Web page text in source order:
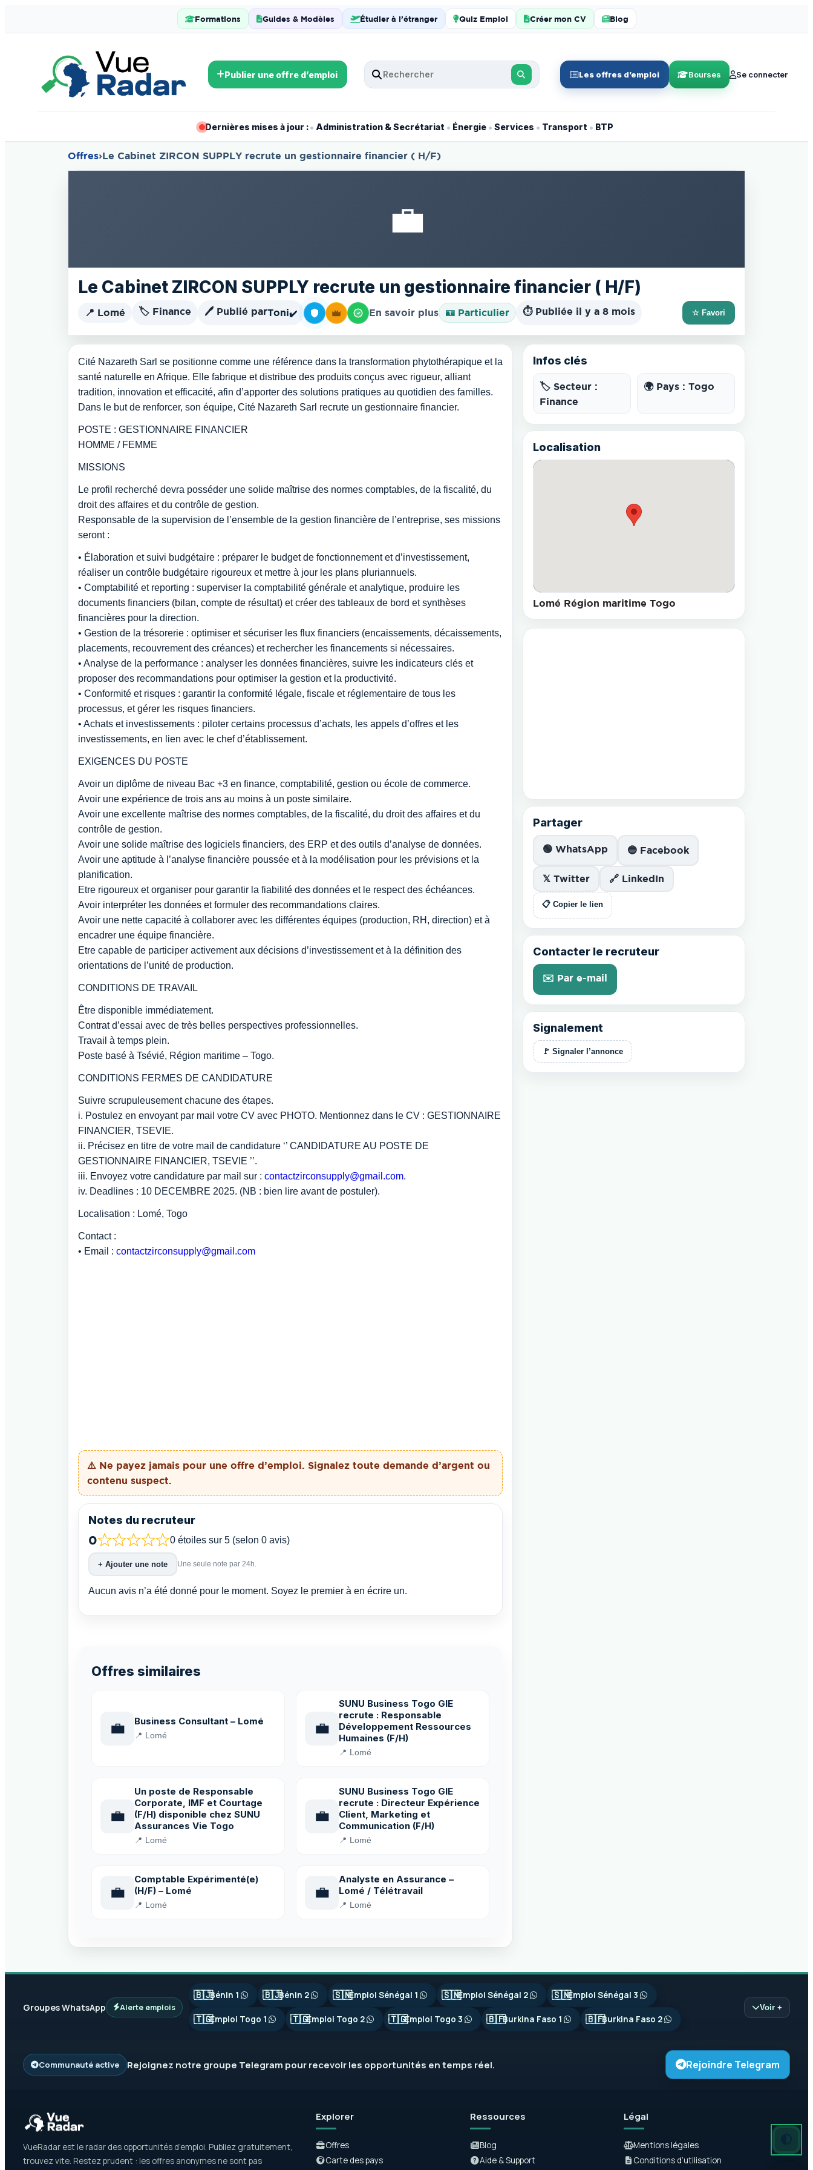
Formations Guides & Modèles Étudier à l’étranger Quiz Emploi Créer mon CV Blog
Publier une offre d’emploi Les offres d’emploi Bourses Se connecter
Dernières mises à jour :• Administration & Secrétariat • Énergie • Services • Transport • BTP
Offres›Le Cabinet ZIRCON SUPPLY recrute un gestionnaire financier ( H/F)
💼
Le Cabinet ZIRCON SUPPLY recrute un gestionnaire financier ( H/F)
📍 Lomé 🏷️ Finance 🖊️ Publié parToni✔️ En savoir plus 🪪 Particulier ⏱️ Publiée il y a 8 mois ☆ Favori
Cité Nazareth Sarl se positionne comme une référence dans la transformation phytothérapique et la
santé naturelle en Afrique. Elle fabrique et distribue des produits conçus avec rigueur, alliant
tradition, innovation et efficacité, afin d’apporter des solutions pratiques au quotidien des familles.
Dans le but de renforcer, son équipe, Cité Nazareth Sarl recrute un gestionnaire financier.
POSTE : GESTIONNAIRE FINANCIER
HOMME / FEMME
MISSIONS
Le profil recherché devra posséder une solide maîtrise des normes comptables, de la fiscalité, du
droit des affaires et du contrôle de gestion.
Responsable de la supervision de l’ensemble de la gestion financière de l’entreprise, ses missions
seront :
• Élaboration et suivi budgétaire : préparer le budget de fonctionnement et d’investissement,
réaliser un contrôle budgétaire rigoureux et mettre à jour les plans pluriannuels.
• Comptabilité et reporting : superviser la comptabilité générale et analytique, produire les
documents financiers (bilan, compte de résultat) et créer des tableaux de bord et synthèses
financières pour la direction.
• Gestion de la trésorerie : optimiser et sécuriser les flux financiers (encaissements, décaissements,
placements, recouvrement des créances) et rechercher les financements si nécessaires.
• Analyse de la performance : analyser les données financières, suivre les indicateurs clés et
proposer des recommandations pour optimiser la gestion et la productivité.
• Conformité et risques : garantir la conformité légale, fiscale et réglementaire de tous les
processus, et gérer les risques financiers.
• Achats et investissements : piloter certains processus d’achats, les appels d’offres et les
investissements, en lien avec le chef d’établissement.
EXIGENCES DU POSTE
Avoir un diplôme de niveau Bac +3 en finance, comptabilité, gestion ou école de commerce.
Avoir une expérience de trois ans au moins à un poste similaire.
Avoir une excellente maîtrise des normes comptables, de la fiscalité, du droit des affaires et du
contrôle de gestion.
Avoir une solide maîtrise des logiciels financiers, des ERP et des outils d’analyse de données.
Avoir une aptitude à l’analyse financière poussée et à la modélisation pour les prévisions et la
planification.
Etre rigoureux et organiser pour garantir la fiabilité des données et le respect des échéances.
Avoir interpréter les données et formuler des recommandations claires.
Avoir une nette capacité à collaborer avec les différentes équipes (production, RH, direction) et à
encadrer une équipe financière.
Etre capable de participer activement aux décisions d’investissement et à la définition des
orientations de l’unité de production.
CONDITIONS DE TRAVAIL
Être disponible immédiatement.
Contrat d’essai avec de très belles perspectives professionnelles.
Travail à temps plein.
Poste basé à Tsévié, Région maritime – Togo.
CONDITIONS FERMES DE CANDIDATURE
Suivre scrupuleusement chacune des étapes.
i. Postulez en envoyant par mail votre CV avec PHOTO. Mentionnez dans le CV : GESTIONNAIRE
FINANCIER, TSEVIE.
ii. Précisez en titre de votre mail de candidature ‘’ CANDIDATURE AU POSTE DE
GESTIONNAIRE FINANCIER, TSEVIE ’’.
iii. Envoyez votre candidature par mail sur : contactzirconsupply@gmail.com.
iv. Deadlines : 10 DECEMBRE 2025. (NB : bien lire avant de postuler).
Localisation : Lomé, Togo
Contact :
• Email : contactzirconsupply@gmail.com
⚠️ Ne payez jamais pour une offre d’emploi. Signalez toute demande d’argent ou
contenu suspect.
Notes du recruteur
0 0 étoiles sur 5 (selon 0 avis)
+ Ajouter une note Une seule note par 24h.
Aucun avis n’a été donné pour le moment. Soyez le premier à en écrire un.
Offres similaires
💼 Business Consultant – Lomé
📍 Lomé 💼
SUNU Business Togo GIE
recrute : Responsable
Développement Ressources
Humaines (F/H)
📍 Lomé
💼
Un poste de Responsable
Corporate, IMF et Courtage
(F/H) disponible chez SUNU
Assurances Vie Togo
📍 Lomé
💼
SUNU Business Togo GIE
recrute : Directeur Expérience
Client, Marketing et
Communication (F/H)
📍 Lomé
💼
Comptable Expérimenté(e)
(H/F) – Lomé
📍 Lomé
💼
Analyste en Assurance –
Lomé / Télétravail
📍 Lomé
Infos clés
🏷️ Secteur :
Finance
🌍 Pays : Togo
Localisation
Lomé Région maritime Togo
Partager
🟢 WhatsApp 🔵 Facebook
𝕏 Twitter 🔗 LinkedIn
📋 Copier le lien
Contacter le recruteur
✉️ Par e-mail
Signalement
🚩 Signaler l’annonce
Groupes WhatsApp Alerte emplois
🇧🇯Bénin 1 🇧🇯Bénin 2 🇸🇳Emploi Sénégal 1 🇸🇳Emploi Sénégal 2 🇸🇳Emploi Sénégal 3
🇹🇬Emploi Togo 1 🇹🇬Emploi Togo 2 🇹🇬Emploi Togo 3 🇧🇫Burkina Faso 1 🇧🇫Burkina Faso 2
Voir +
Communauté active Rejoignez notre groupe Telegram pour recevoir les opportunités en temps réel. Rejoindre Telegram
VueRadar est le radar des opportunités d’emploi. Publiez gratuitement,
trouvez vite. Restez prudent : les offres anonymes ne sont pas
Explorer
Offres
Carte des pays
Ressources
Blog
Aide & Support
Légal
Mentions légales
Conditions d’utilisation
Mode
Mode
Mode clair